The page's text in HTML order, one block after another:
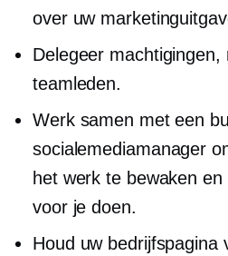
over uw
Delegeer
teamleden.
Werk samen met een
socialemediamanager
het werk te bewaken
voor je doen.
Houd uw bedrijfspagina